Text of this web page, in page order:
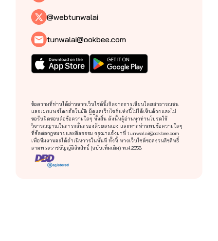
@webtunwalai
tunwalai@ookbee.com
ข้อความที่ท่านได้อ่านจากเว็บไซต์นี้เกิดจากการเขียนโดยสาธารณชน
และเผยแพร่โดยอัตโนมัติ ผู้ดูแลเว็บไซต์แห่งนี้ไม่ได้เห็นด้วยและไม่
ขอรับผิดชอบต่อข้อความใดๆ ทั้งสิ้น ดังนั้นผู้อ่านทุกท่านโปรดใช้
วิจารณญาณในการกลั่นกรองด้วยตนเอง และหากท่านพบข้อความใดๆ
ที่ขัดต่อกฎหมายและศีลธรรม กรุณาแจ้งมาที่ tunwalai@ookbee.com
เพื่อทีมงานจะได้ดำเนินการในทันที ทั้งนี้ ทางเว็บไซต์ขอสงวนลิขสิทธิ์
ตามพระราชบัญญัติลิขสิทธิ์ (ฉบับเพิ่มเติม) พ.ศ.2558